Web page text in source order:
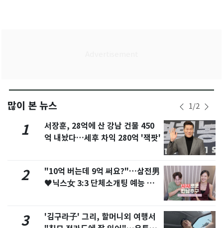
많이 본 뉴스 1/2
1
서장훈, 28억에 산 강남 건물 450
억 내놨다…세후 차익 280억 '잭팟'
2
"10억 버는데 9억 써요?"…삼전男
♥닉스女 3:3 단체소개팅 예능 화
3
'김구라子' 그리, 할머니외 여행서